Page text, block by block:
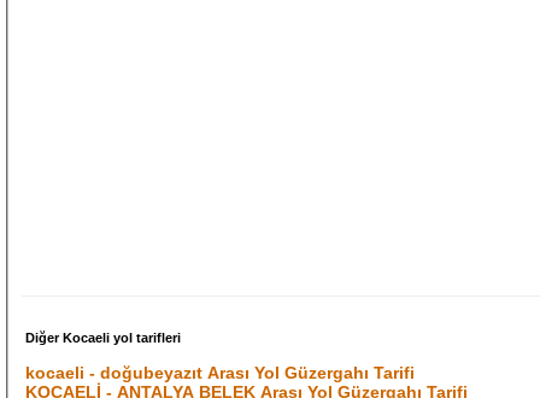
Diğer Kocaeli yol tarifleri
kocaeli - doğubeyazıt Arası Yol Güzergahı Tarifi
KOCAELİ - ANTALYA BELEK Arası Yol Güzergahı Tarifi